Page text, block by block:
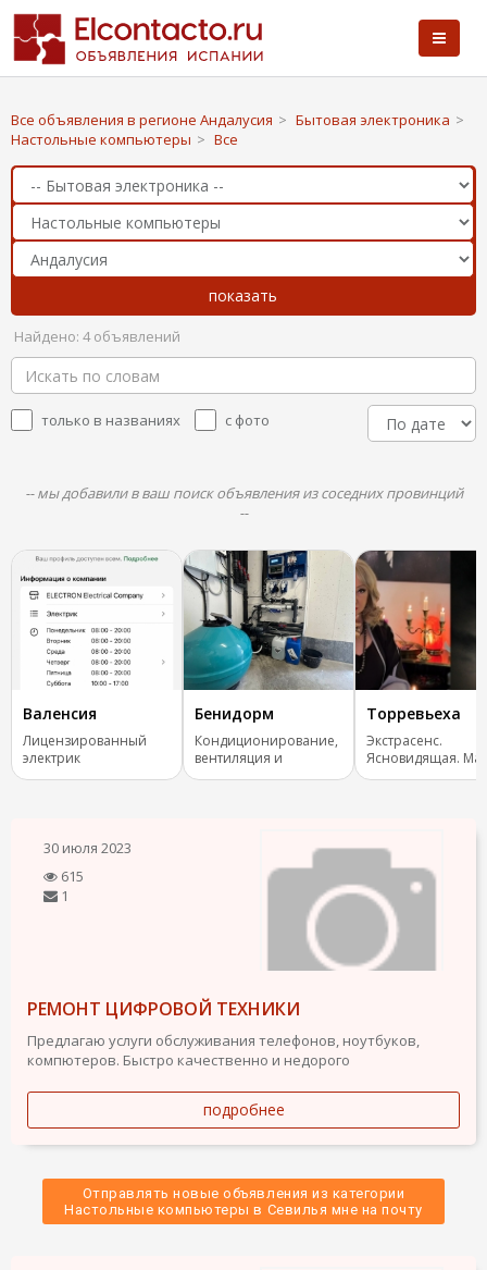
Все объявления в регионе Андалусия > Бытовая электроника >
Настольные компьютеры > Все
Найдено: 4 объявлений
только в названиях с фото
-- мы добавили в ваш поиск объявления из соседних провинций
--
Валенсия
Лицензированный
электрик
Бенидорм
Кондиционирование,
вентиляция и
отопление.
Торревьеха
Экстрасенс.
Ясновидящая.
Испания, все
30 июля 2023
615
1
РЕМОНТ ЦИФРОВОЙ ТЕХНИКИ
Предлагаю услуги обслуживания телефонов, ноутбуков,
компютеров. Быстро качественно и недорого
подробнее
Отправлять новые объявления из категории
Настольные компьютеры в Севилья мне на почту